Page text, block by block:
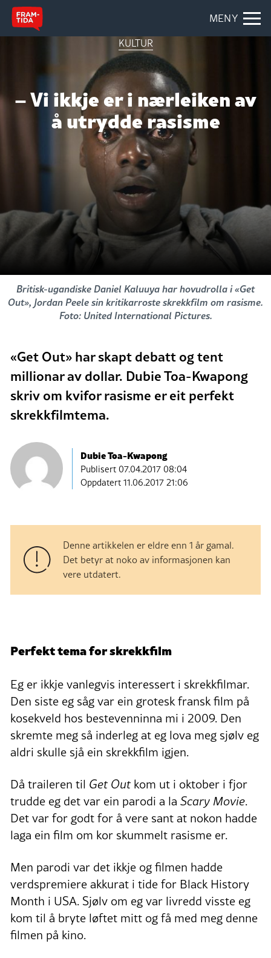
MENY
KULTUR
– Vi ikkje er i nærleiken av
å utrydde rasisme
Britisk-ugandiske Daniel Kaluuya har hovudrolla i «Get
Out», Jordan Peele sin kritikarroste skrekkfilm om rasisme.
Foto: United International Pictures.
«Get Out» har skapt debatt og tent
millionar av dollar. Dubie Toa-Kwapong
skriv om kvifor rasisme er eit perfekt
skrekkfilmtema.
Dubie Toa-Kwapong
Publisert07.04.2017 08:04
Oppdatert 11.06.2017 21:06
Denne artikkelen er eldre enn 1 år gamal.
Det betyr at noko av informasjonen kan
vere utdatert.
Perfekt tema for skrekkfilm
Eg er ikkje vanlegvis interessert i skrekkfilmar.
Den siste eg såg var ein grotesk fransk film på
kosekveld hos bestevenninna mi i 2009. Den
skremte meg så inderleg at eg lova meg sjølv eg
aldri skulle sjå ein skrekkfilm igjen.
Då traileren til Get Out kom ut i oktober i fjor
trudde eg det var ein parodi a la Scary Movie.
Det var for godt for å vere sant at nokon hadde
laga ein film om kor skummelt rasisme er.
Men parodi var det ikkje og filmen hadde
verdspremiere akkurat i tide for Black History
Month i USA. Sjølv om eg var livredd visste eg
kom til å bryte løftet mitt og få med meg denne
filmen på kino.